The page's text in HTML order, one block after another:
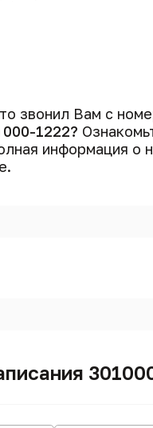
звонил Вам с
000-1222?
информация о